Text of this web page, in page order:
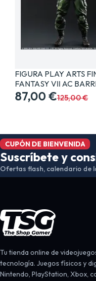
FIGURA PLAY ARTS
FANTASY VII AC
87,00 €125,00 €
CUPÓN DE BIENVENIDA
Suscríbete y
Ofertas flash, calendario de
Tu tienda online de
tecnología. Juegos físicos y
Nintendo, PlayStation, Xbox,